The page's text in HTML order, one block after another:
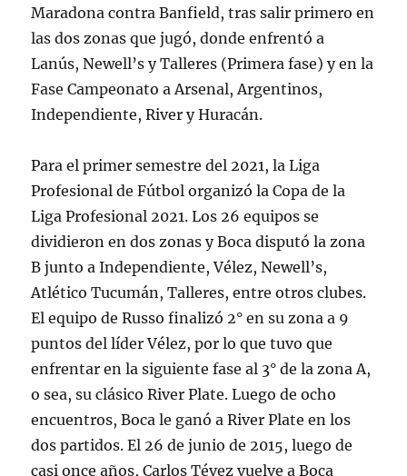
Maradona contra Banfield, tras salir primero en
las dos zonas que jugó, donde enfrentó a
Lanús, Newell’s y Talleres (Primera fase) y en la
Fase Campeonato a Arsenal, Argentinos,
Independiente, River y Huracán.
Para el primer semestre del 2021, la Liga
Profesional de Fútbol organizó la Copa de la
Liga Profesional 2021. Los 26 equipos se
dividieron en dos zonas y Boca disputó la zona
B junto a Independiente, Vélez, Newell’s,
Atlético Tucumán, Talleres, entre otros clubes.
El equipo de Russo finalizó 2° en su zona a 9
puntos del líder Vélez, por lo que tuvo que
enfrentar en la siguiente fase al 3° de la zona A,
o sea, su clásico River Plate. Luego de ocho
encuentros, Boca le ganó a River Plate en los
dos partidos. El 26 de junio de 2015, luego de
casi once años, Carlos Tévez vuelve a Boca